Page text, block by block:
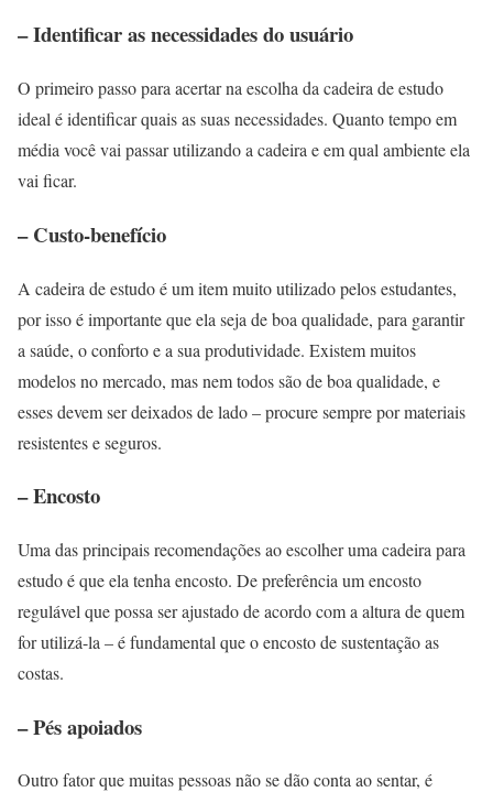
– Identificar as necessidades do usuário
O primeiro passo para acertar na escolha da cadeira de estudo
ideal é identificar quais as suas necessidades. Quanto tempo em
média você vai passar utilizando a cadeira e em qual ambiente ela
vai ficar.
– Custo-benefício
A cadeira de estudo é um item muito utilizado pelos estudantes,
por isso é importante que ela seja de boa qualidade, para garantir
a saúde, o conforto e a sua produtividade. Existem muitos
modelos no mercado, mas nem todos são de boa qualidade, e
esses devem ser deixados de lado – procure sempre por materiais
resistentes e seguros.
– Encosto
Uma das principais recomendações ao escolher uma cadeira para
estudo é que ela tenha encosto. De preferência um encosto
regulável que possa ser ajustado de acordo com a altura de quem
for utilizá-la – é fundamental que o encosto de sustentação as
costas.
– Pés apoiados
Outro fator que muitas pessoas não se dão conta ao sentar, é